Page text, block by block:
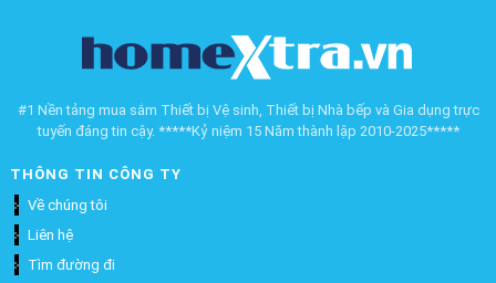
#1 Nền tảng mua sắm Thiết bị Vệ sinh, Thiết bị Nhà bếp và Gia dụng trực
tuyến đáng tin cậy. *****Kỷ niệm 15 Năm thành lập 2010-2025*****
THÔNG TIN CÔNG TY
Về chúng tôi
Liên hệ
Tìm đường đi